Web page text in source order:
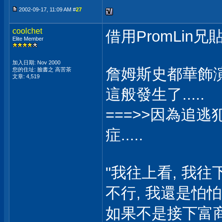
2002-09-17, 11:09 AM #27
coolchet
Elite Member
加入日期: Nov 2000
您的住址: 臉書之 高苦茶
文章: 4,519
借用PromLin兄
詹姆斯史都華飾
這般發生了.....
===>>因為追逃
症.....
"我往上看, 我往
不行, 我還是怕
如果不是接下富